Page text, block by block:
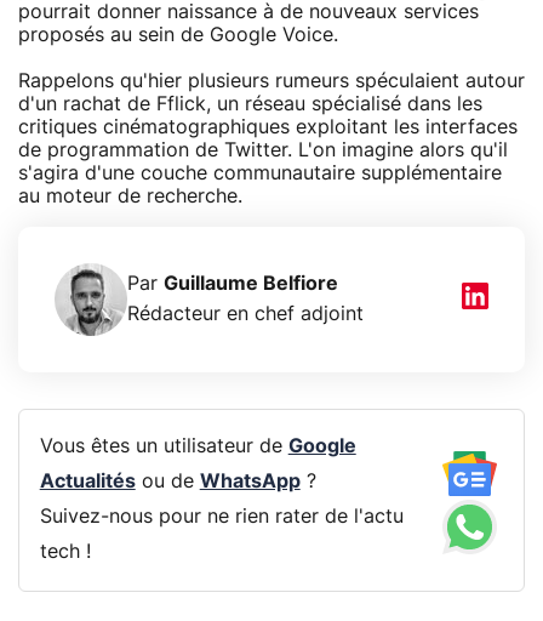
pourrait donner naissance à de nouveaux services
proposés au sein de Google Voice.
Rappelons qu'hier plusieurs rumeurs spéculaient autour
d'un rachat de Fflick, un réseau spécialisé dans les
critiques cinématographiques exploitant les interfaces
de programmation de Twitter. L'on imagine alors qu'il
s'agira d'une couche communautaire supplémentaire
au moteur de recherche.
Par Guillaume Belfiore
Rédacteur en chef adjoint
Vous êtes un utilisateur de Google
Actualitésou de WhatsApp?
Suivez-nous pour ne rien rater de l'actu
tech !